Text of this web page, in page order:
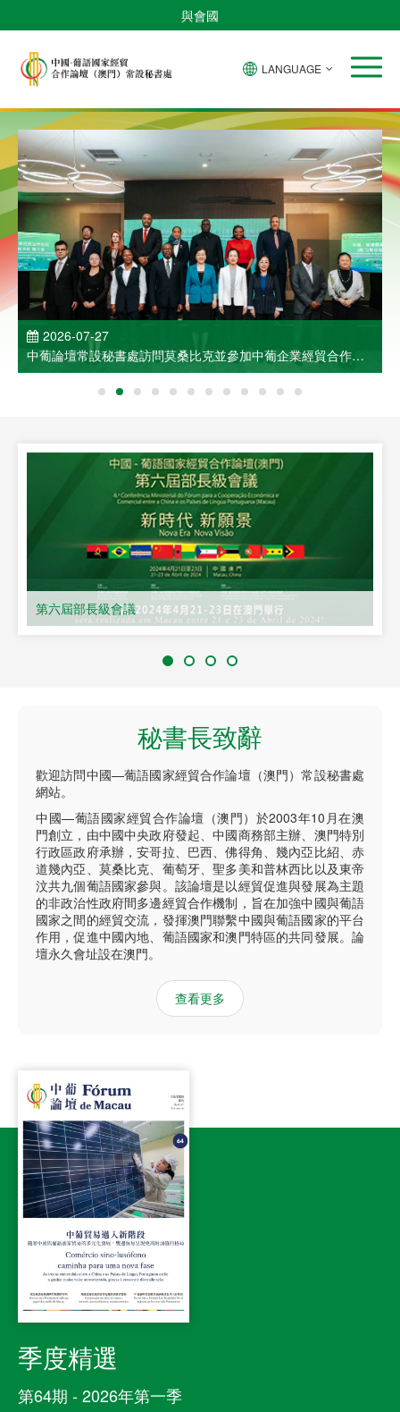
與會國
LANGUAGE
2026-07-27
中葡論壇常設秘書處訪問莫桑比克並參加中葡企業經貿合作洽
談會
第六屆部長級會議
秘書長致辭
歡迎訪問中國—葡語國家經貿合作論壇（澳門）常設秘書處
網站。
中國—葡語國家經貿合作論壇（澳門）於2003年10月在澳
門創立，由中國中央政府發起、中國商務部主辦、澳門特別
行政區政府承辦，安哥拉、巴西、佛得角、幾內亞比紹、赤
道幾內亞、莫桑比克、葡萄牙、聖多美和普林西比以及東帝
汶共九個葡語國家參與。該論壇是以經貿促進與發展為主題
的非政治性政府間多邊經貿合作機制，旨在加強中國與葡語
國家之間的經貿交流，發揮澳門聯繫中國與葡語國家的平台
作用，促進中國內地、葡語國家和澳門特區的共同發展。論
壇永久會址設在澳門。
查看更多
季度精選
第64期 - 2026年第一季